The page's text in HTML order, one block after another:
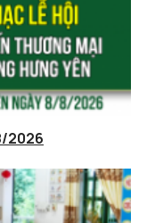
2026